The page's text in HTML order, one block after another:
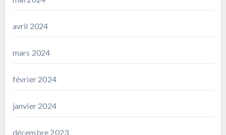
avril 2024
mars 2024
février 2024
janvier 2024
décembre 2023